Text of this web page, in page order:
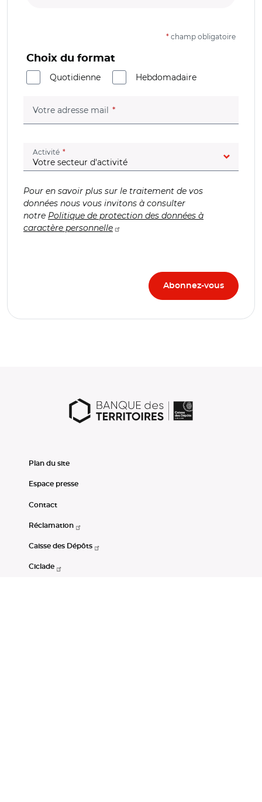
* champ obligatoire
Choix du format
Quotidienne
Hebdomadaire
Votre adresse mail (champ obligatoire)
Activité (champ obligatoire)
Pour en savoir plus sur le traitement de vos
données nous vous invitons à consulter
notre Politique de protection des données à
caractère personnelle
Plan du site
Espace presse
Contact
Réclamation
Caisse des Dépôts
Ciclade